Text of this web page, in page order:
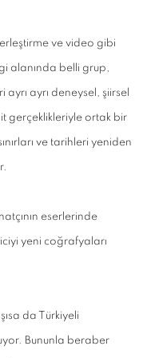
ve video gibi
alanında belli grup,
ayrı deneysel, şiirsel
gerçeklikleriyle ortak bir
ve tarihleri yeniden
eserlerinde
yeni coğrafyaları
da Türkiyeli
Bununla beraber